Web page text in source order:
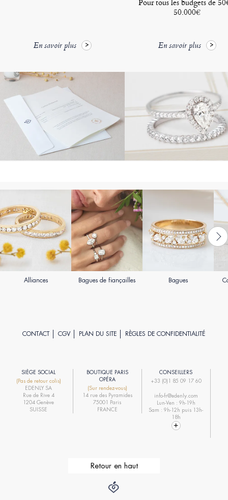
En savoir plus
50.000€
En savoir plus
Alliances Bagues de fiançailles Bagues
CONTACT CGV PLAN DU SITE RÈGLES DE CONFIDENTIALITÉ
SIÈGE SOCIAL
(Pas de retour colis)
EDENLY SA
Rue de Rive 4
1204 Genève
SUISSE
BOUTIQUE PARIS
OPÉRA
(Sur rendez-vous)
14 rue des Pyramides
75001 Paris
FRANCE
CONSEILLERS
+33 (0)1 85 09 17 60
info-fr@edenly.com
Lun-Ven : 9h-19h
Sam : 9h-12h puis 13h-
18h
Retour en haut